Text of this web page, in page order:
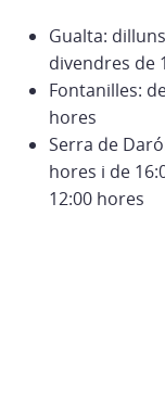
Gualta:
divendres de
Fontanilles:
hores
Serra de
hores i de
12:00 hores